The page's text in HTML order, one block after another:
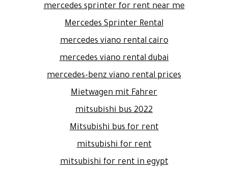
mercedes sprinter for rent near me
Mercedes Sprinter Rental
mercedes viano rental cairo
mercedes viano rental dubai
mercedes-benz viano rental prices
Mietwagen mit Fahrer
mitsubishi bus 2022
Mitsubishi bus for rent
mitsubishi for rent
mitsubishi for rent in egypt